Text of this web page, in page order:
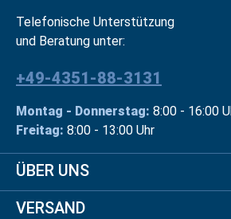
Telefonische Unterstützung
und Beratung unter:
+49-4351-88-3131
Montag - Donnerstag: 8:00 - 16:00
Freitag: 8:00 - 13:00 Uhr
ÜBER UNS
VERSAND